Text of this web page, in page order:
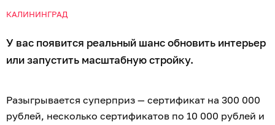
КАЛИНИНГРАД
У вас появится реальный шанс обновить интерьер
или запустить масштабную стройку.
Разыгрывается суперприз — сертификат на 300 000
рублей, несколько сертификатов по 10 000 рублей и